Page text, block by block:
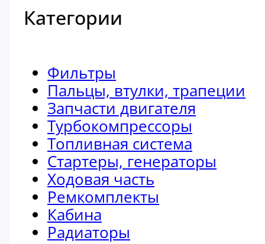
Категории
Фильтры
Пальцы, втулки, трапеции
Запчасти двигателя
Турбокомпрессоры
Топливная система
Стартеры, генераторы
Ходовая часть
Ремкомплекты
Кабина
Радиаторы